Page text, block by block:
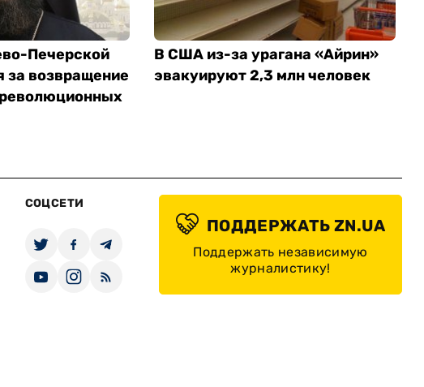
Печерской
за возвращение
В США из-за урагана «Айрин»
эвакуируют 2,3 млн человек
СОЦСЕТИ
ПОДДЕРЖАТЬ ZN.UA
Поддержать независимую
журналистику!